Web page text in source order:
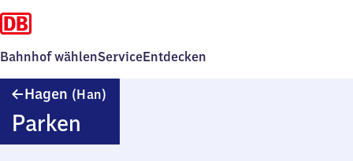
Bahnhof wählenServiceEntdecken
Hagen (Han)
Parken